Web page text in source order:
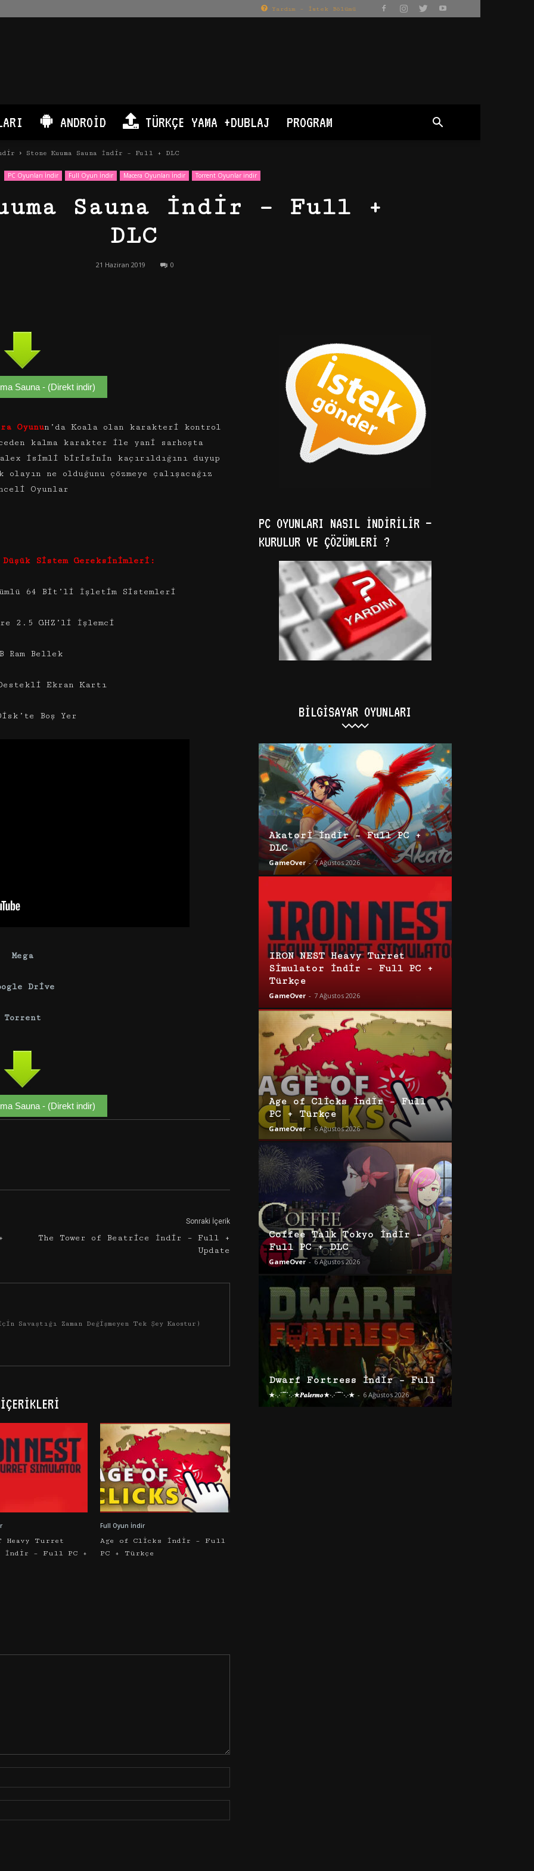
Yardım – İstek Bölümü
ANDROID TÜRKÇE YAMA +DUBLAJ PROGRAM
Stone Kuuma Sauna İndir – Full + DLC
PC Oyunları İndir Full Oyun İndir Macera Oyunları İndir Torrent Oyunlar indir
Sauna İndir – Full +
DLC
21 Haziran 2019 0
Sauna - (Direkt indir)
Oyunun’da Koala olan karakteri kontrol
kalma karakter ile yani sarhoşta
isimli birisinin kaçırıldığını duyup
ne olduğunu çözmeye çalışacağız
Oyunlar
Düşük Sistem Gereksinimleri:
64 Bit’li İşletim Sistemleri
2.5 GHZ’li İşlemci
Ram Bellek
Ekran Kartı
Boş Yer
Mega
Drive
Torrent
Sauna - (Direkt indir)
Sonraki İçerik
The Tower of Beatrice İndir – Full +
Update
Savaştığı Zaman Değişmeyen Tek Şey Kaostur)
Heavy Turret
İndir – Full PC +
Full Oyun İndir
Age of Clicks İndir – Full
PC + Türkçe
PC OYUNLARI NASIL İNDIRILIR –
KURULUR VE ÇÖZÜMLERI ?
BILGISAYAR OYUNLARI
Akatori İndir – Full PC +
DLC
GameOver - 7 Ağustos 2026
IRON NEST Heavy Turret
Simulator İndir – Full PC +
Türkçe
GameOver - 7 Ağustos 2026
Age of Clicks İndir – Full
PC + Türkçe
GameOver - 6 Ağustos 2026
Coffee Talk Tokyo İndir –
Full PC + DLC
GameOver - 6 Ağustos 2026
Dwarf Fortress İndir – Full
★·.·´¯`·.·★𝑷𝒂𝒍𝒆𝒓𝒎𝒐★·.·´¯`·.·★ - 6 Ağustos 2026